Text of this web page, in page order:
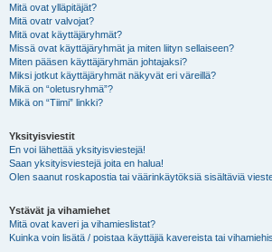
Mitä ovat ylläpitäjät?
Mitä ovatr valvojat?
Mitä ovat käyttäjäryhmät?
Missä ovat käyttäjäryhmät ja miten liityn sellaiseen?
Miten pääsen käyttäjäryhmän johtajaksi?
Miksi jotkut käyttäjäryhmät näkyvät eri väreillä?
Mikä on “oletusryhmä”?
Mikä on “Tiimi” linkki?
Yksityisviestit
En voi lähettää yksityisviestejä!
Saan yksityisviestejä joita en halua!
Olen saanut roskapostia tai väärinkäytöksiä sisältäviä
Ystävät ja vihamiehet
Mitä ovat kaveri ja vihamieslistat?
Kuinka voin lisätä / poistaa käyttäjiä kavereista tai